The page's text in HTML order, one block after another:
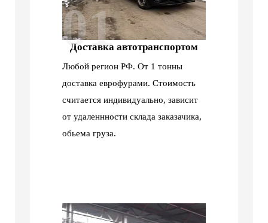
01
Доставка автотранспортом
Любой регион РФ. От 1 тонны
доставка еврофурами. Стоимость
считается индивидуально, зависит
от удаленнности склада заказачика,
обьема груза.